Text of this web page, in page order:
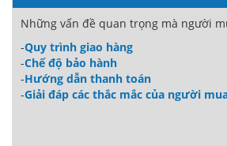
Những vấn đề quan trọng mà người
-Quy trình giao hàng
-Chế độ bảo hành
-Hướng dẫn thanh toán
-Giải đáp các thắc mắc của người